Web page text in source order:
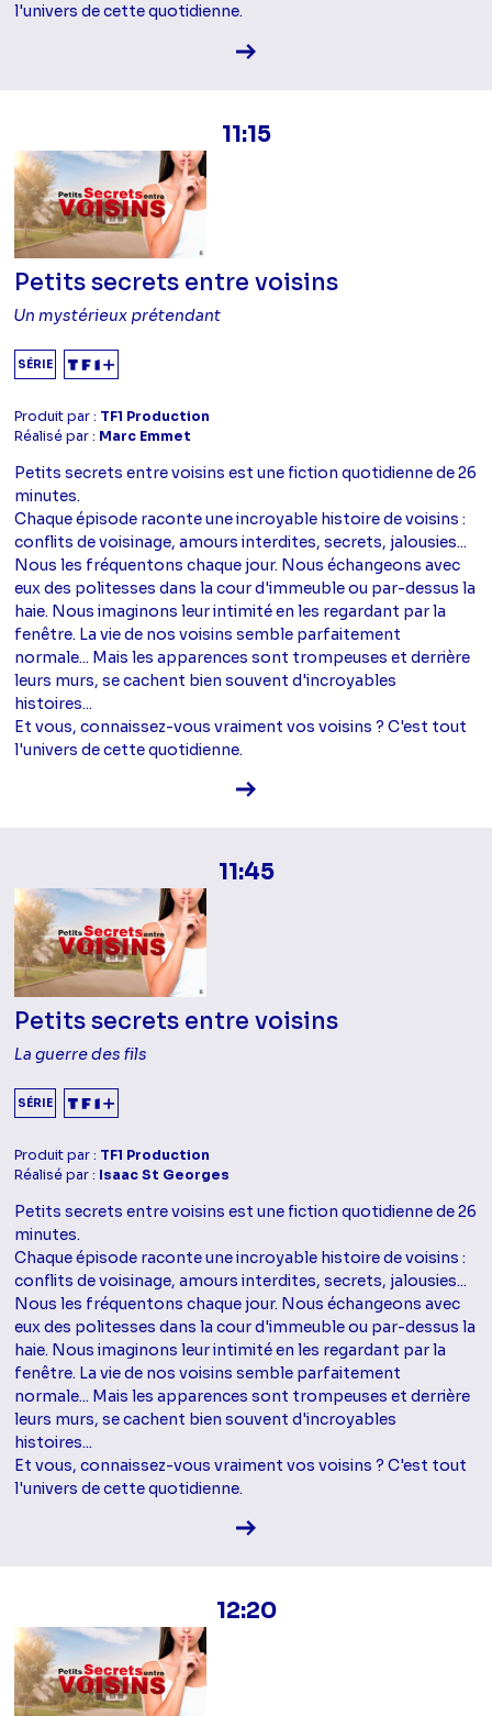
l'univers de cette quotidienne.
Voir la fiche diffusion
11:15
Petits secrets entre voisins
Un mystérieux prétendant
SÉRIE
Produit par : TF1 Production
Réalisé par : Marc Emmet
Petits secrets entre voisins est une fiction quotidienne de 26
minutes.
Chaque épisode raconte une incroyable histoire de voisins :
conflits de voisinage, amours interdites, secrets, jalousies...
Nous les fréquentons chaque jour. Nous échangeons avec
eux des politesses dans la cour d'immeuble ou par-dessus la
haie. Nous imaginons leur intimité en les regardant par la
fenêtre. La vie de nos voisins semble parfaitement
normale... Mais les apparences sont trompeuses et derrière
leurs murs, se cachent bien souvent d'incroyables
histoires...
Et vous, connaissez-vous vraiment vos voisins ? C'est tout
l'univers de cette quotidienne.
Voir la fiche diffusion
11:45
Petits secrets entre voisins
La guerre des fils
SÉRIE
Produit par : TF1 Production
Réalisé par : Isaac St Georges
Petits secrets entre voisins est une fiction quotidienne de 26
minutes.
Chaque épisode raconte une incroyable histoire de voisins :
conflits de voisinage, amours interdites, secrets, jalousies...
Nous les fréquentons chaque jour. Nous échangeons avec
eux des politesses dans la cour d'immeuble ou par-dessus la
haie. Nous imaginons leur intimité en les regardant par la
fenêtre. La vie de nos voisins semble parfaitement
normale... Mais les apparences sont trompeuses et derrière
leurs murs, se cachent bien souvent d'incroyables
histoires...
Et vous, connaissez-vous vraiment vos voisins ? C'est tout
l'univers de cette quotidienne.
Voir la fiche diffusion
12:20